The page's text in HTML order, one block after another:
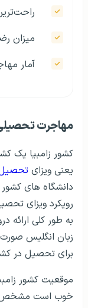
میزان
آمار
مهاجرت تحصیلی‌
کشور زامبیا یک
یعنی ویزای تحصیل
دانشگاه های
رویکرد ویزای
به طور کلی ارائه
زبان انگلیس
برای تحصیل در
موقعیت کشور
خوب است مشخص